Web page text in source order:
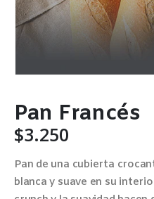
Pan Francés
$3.250
Pan de una cubierta
blanca y suave en su